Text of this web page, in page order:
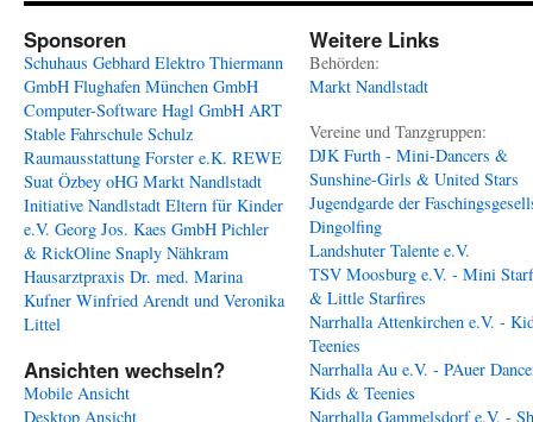
Sponsoren
Schuhaus Gebhard Elektro Thiermann
GmbH Flughafen München GmbH
Computer-Software Hagl GmbH ART
Stable Fahrschule Schulz
Raumausstattung Forster e.K. REWE
Suat Özbey oHG Markt Nandlstadt
Initiative Nandlstadt Eltern für Kinder
e.V. Georg Jos. Kaes GmbH Pichler
& RickOline Snaply Nähkram
Hausarztpraxis Dr. med. Marina
Kufner Winfried Arendt und Veronika
Littel
Ansichten wechseln?
Mobile Ansicht
Desktop Ansicht
Weitere Links
Behörden:
Markt Nandlstadt
Vereine und Tanzgruppen:
DJK Furth - Mini-Dancers &
Sunshine-Girls & United Stars
Jugendgarde der
Dingolfing
Landshuter Talente e.V.
TSV Moosburg e.V. - Mini
& Little Starfires
Narrhalla Attenkirchen e.V. -
Teenies
Narrhalla Au e.V. - PAuer
Kids & Teenies
Narrhalla Gammelsdorf e.V. -